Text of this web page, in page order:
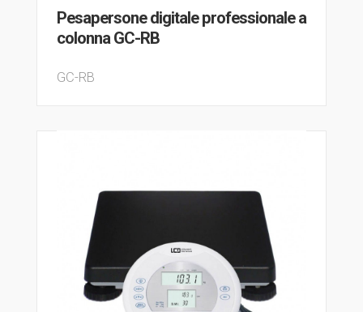
Pesapersone digitale professionale a
colonna GC-RB
GC-RB